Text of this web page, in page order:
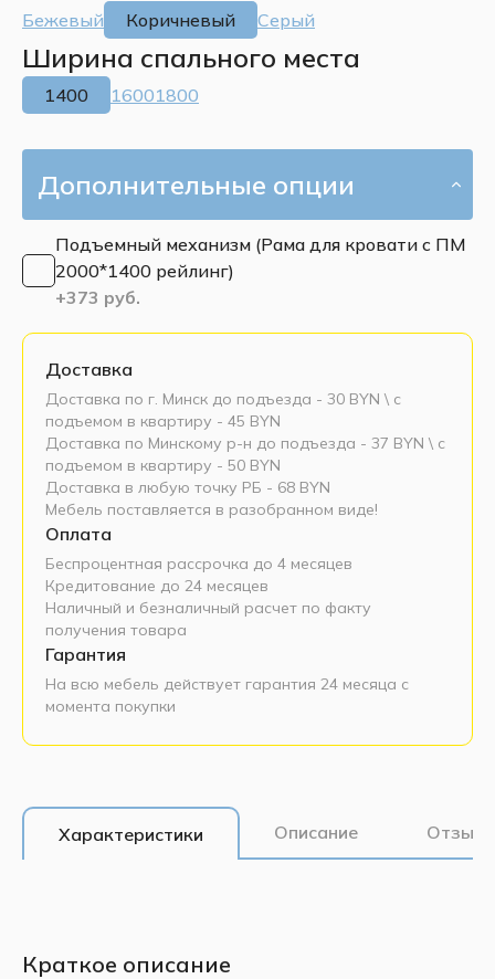
Бежевый Коричневый Серый
Ширина спального места
1400 16001800
Дополнительные опции
Подъемный механизм (Рама для кровати с ПМ
2000*1400 рейлинг)
+373 руб.
Доставка
Доставка по г. Минск до подъезда - 30 BYN \ c
подъемом в квартиру - 45 BYN
Доставка по Минскому р-н до подъезда - 37 BYN \ c
подъемом в квартиру - 50 BYN
Доставка в любую точку РБ - 68 BYN
Мебель поставляется в разобранном виде!
Оплата
Беспроцентная рассрочка до 4 месяцев
Кредитование до 24 месяцев
Наличный и безналичный расчет по факту
получения товара
Гарантия
На всю мебель действует гарантия 24 месяца с
момента покупки
Характеристики Описание
Краткое описание